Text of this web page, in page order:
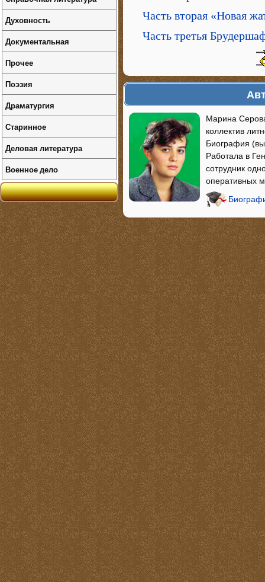
Часть вторая «Новая
Часть третья
Марина
коллектив
Биография
Работала в
сотрудник
оперативных
Духовность
Документальная
Прочее
Поэзия
Драматургия
Старинное
Деловая литература
Военное дело